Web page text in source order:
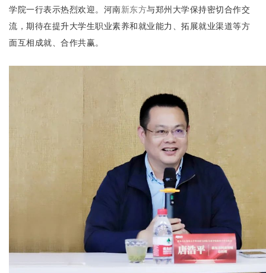
学院一行表示热烈欢迎。河南新东方与郑州大学保持密切合作交
流，期待在提升大学生职业素养和就业能力、拓展就业渠道等方
面互相成就、合作共赢。